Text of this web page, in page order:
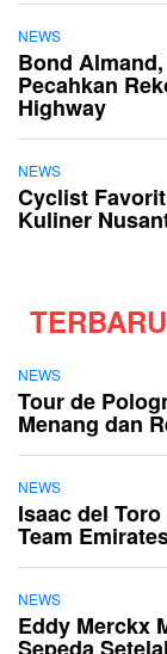
NEWS
Bond
Pecahkan
Highway
NEWS
Cyclist
Kuliner
TERBARU
NEWS
Tour de
Menang dan
NEWS
Isaac del
Team
NEWS
Eddy Merckx